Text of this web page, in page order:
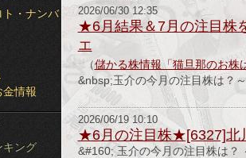
［ブ
ロ
グ
ラ
ン
ト・ナンバ
金情報
キング
2026/06/30 12:35
★6月結果＆7月の注目株
エ
（儲かる株情報「猫旦那のお株
&nbsp;玉介の今月の注目株は？
2026/06/19 10:10
★6月の注目株★[6327]北
&#160; 玉介の今月の注目株は